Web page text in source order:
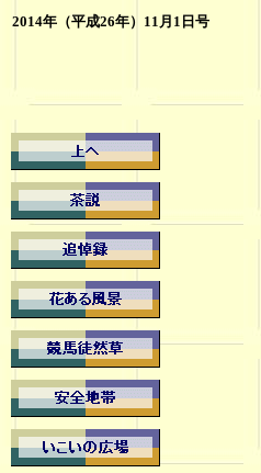
2014年（平成26年）11月 1日号